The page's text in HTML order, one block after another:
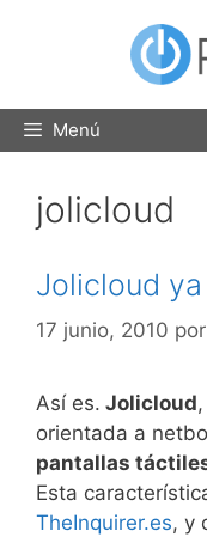
Menú
jolicloud
Jolicloud
17 junio, 2010 por
Así es. Jolicloud
orientada a
pantallas
Esta
TheInquirer.es, y